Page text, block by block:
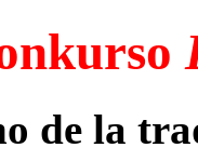
de la